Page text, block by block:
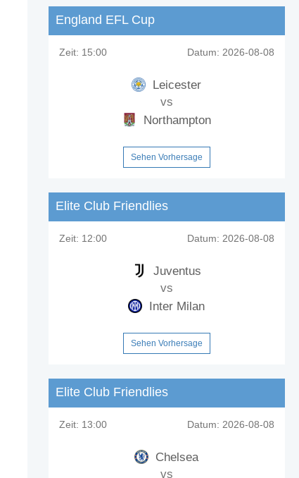
England EFL Cup
Zeit: 15:00 Datum: 2026-08-08
Leicester
vs
Northampton
Sehen Vorhersage
Elite Club Friendlies
Zeit: 12:00 Datum: 2026-08-08
Juventus
vs
Inter Milan
Sehen Vorhersage
Elite Club Friendlies
Zeit: 13:00 Datum: 2026-08-08
Chelsea
vs